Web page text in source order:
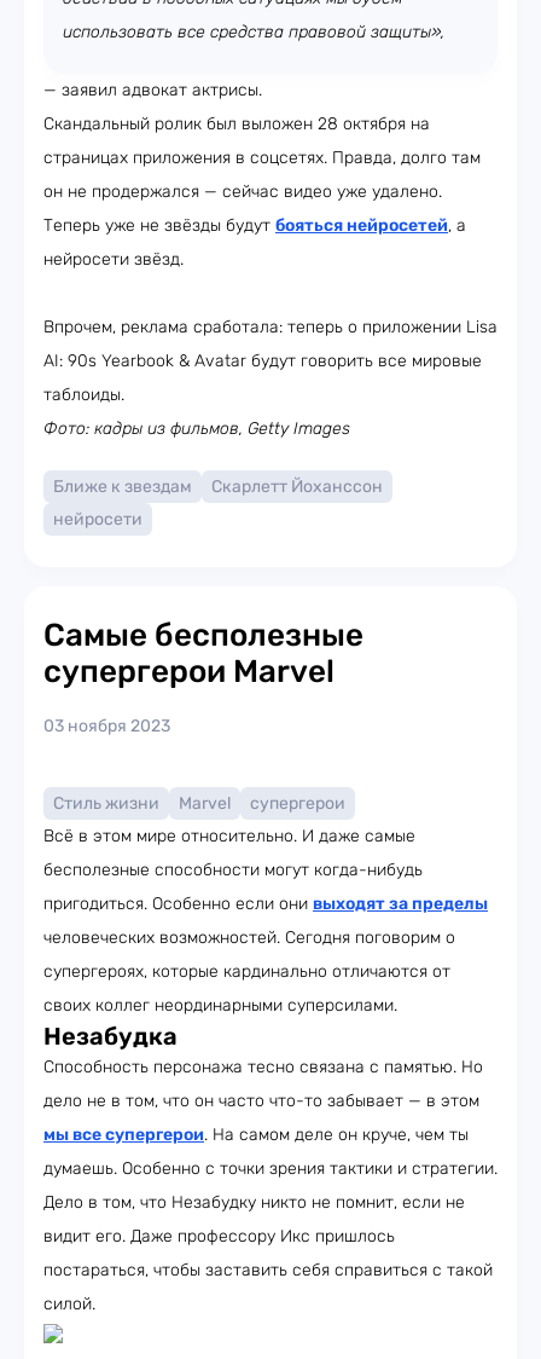
использовать все средства правовой защиты»,
— заявил адвокат актрисы.
Скандальный ролик был выложен 28 октября на
страницах приложения в соцсетях. Правда, долго там
он не продержался — сейчас видео уже удалено.
Теперь уже не звёзды будут бояться нейросетей, а
нейросети звёзд.
Впрочем, реклама сработала: теперь о приложении Lisa
AI: 90s Yearbook & Avatar будут говорить все мировые
таблоиды.
Фото: кадры из фильмов, Getty Images
Ближе к звездам
Скарлетт Йоханссон
нейросети
Самые бесполезные
супергерои Marvel
03 ноября 2023
Стиль жизни Marvel
супергерои
Всё в этом мире относительно. И даже самые
бесполезные способности могут когда-нибудь
пригодиться. Особенно если они выходят за пределы
человеческих возможностей. Сегодня поговорим о
супергероях, которые кардинально отличаются от
своих коллег неординарными суперсилами.
Незабудка
Способность персонажа тесно связана с памятью. Но
дело не в том, что он часто что-то забывает — в этом
мы все супергерои. На самом деле он круче, чем ты
думаешь. Особенно с точки зрения тактики и стратегии.
Дело в том, что Незабудку никто не помнит, если не
видит его. Даже профессору Икс пришлось
постараться, чтобы заставить себя справиться с такой
силой.